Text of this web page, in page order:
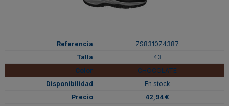
ZS8310Z4387
43
CHOCOLATE
En stock
42,94 €